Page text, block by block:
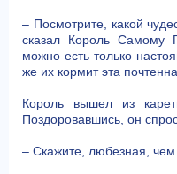
– Посмотрите, какой
сказал Король Самому
можно есть только
же их кормит эта
Король вышел из
Поздоровавшись, он
– Скажите, любезная,